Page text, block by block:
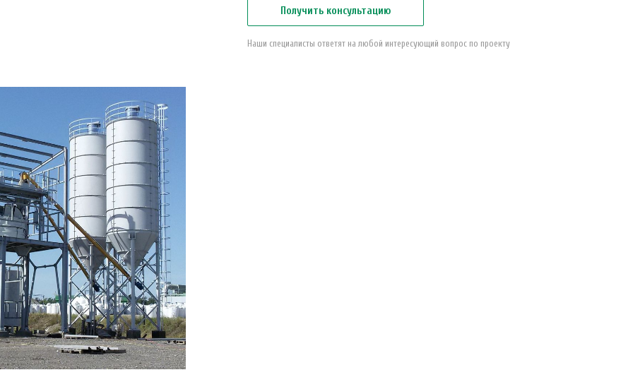
Получить консультацию
Наши специалисты ответят на любой интересующий вопрос по проекту